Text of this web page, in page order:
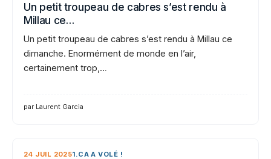
Un petit troupeau de cabres s’est rendu à
Millau ce…
Un petit troupeau de cabres s’est rendu à Millau ce
dimanche. Enormément de monde en l’air,
certainement trop,…
par Laurent Garcia
24 JUIL 20251.CA A VOLÉ !